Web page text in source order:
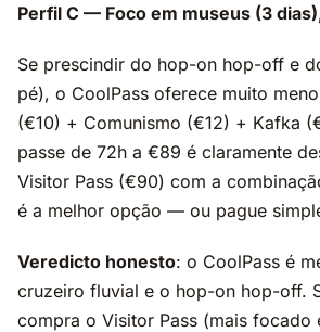
Perfil C — Foco em museus (3
Se prescindir do hop-on hop-off e
pé), o CoolPass oferece muito
(€10) + Comunismo (€12) + Kafka
passe de 72h a €89 é claramente
Visitor Pass (€90) com a
é a melhor opção — ou pague
Veredicto honesto: o CoolPass é
cruzeiro fluvial e o hop-on hop-off.
compra o Visitor Pass (mais focado